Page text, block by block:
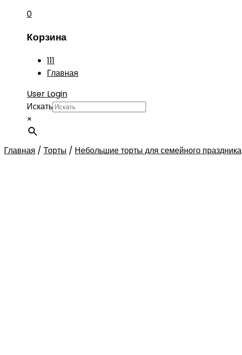
0
Корзина
111
Главная
User Login
Искать
×
Главная / Торты / Небольшие торты для семейного праздника